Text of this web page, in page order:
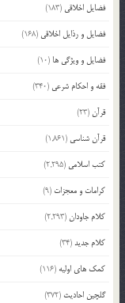
فضایل اخلاقی (183)
فضایل و رذایل اخلاقی (168)
فضایل و ویژگی ها (10)
فقه و احکام شرعی (340)
قرآن(23)
قرآن شناسی (1,861)
کتب اسلامی (2,295)
کرامات و معجزات (9)
کلام جاودان(2,293)
کلام جدید(34)
کمک های اولیه (116)
گلچین احادیث (372)